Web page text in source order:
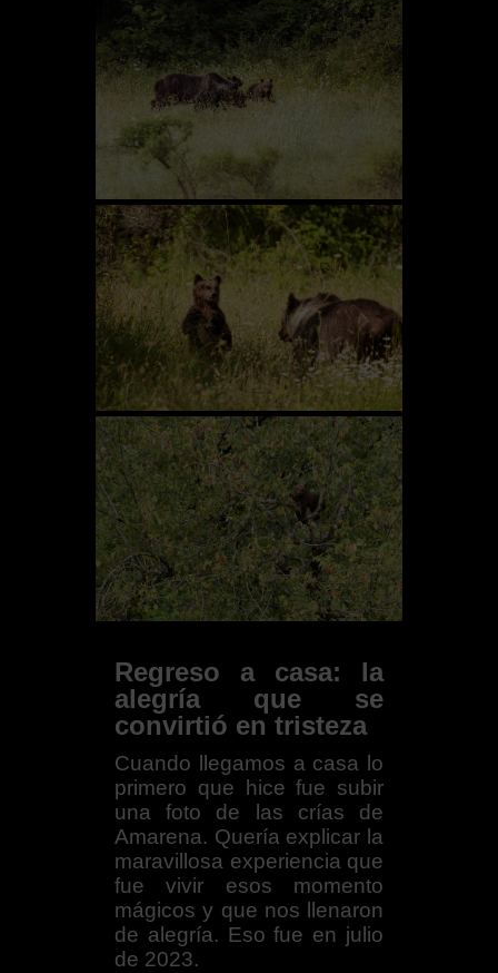
Regreso a casa: la
alegría que se
convirtió en tristeza
Cuando llegamos a casa lo
primero que hice fue subir
una foto de las crías de
Amarena. Quería explicar la
maravillosa experiencia que
fue vivir esos momento
mágicos y que nos llenaron
de alegría. Eso fue en julio
de 2023.